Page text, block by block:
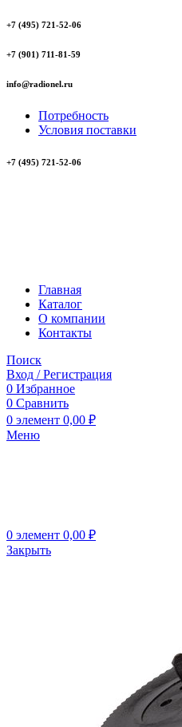
+7 (495) 721-52-06
+7 (901) 711-81-59
info@radionel.ru
Потребность
Условия поставки
+7 (495) 721-52-06
Главная
Каталог
О компании
Контакты
Поиск
Вход / Регистрация
0 Избранное
0 Сравнить
0 элемент 0,00 ₽
Меню
0 элемент 0,00 ₽
Закрыть